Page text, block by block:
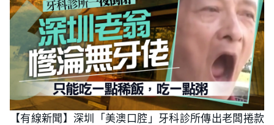
【有線新聞】深圳「美澳口腔」牙科診所傳出老闆捲款